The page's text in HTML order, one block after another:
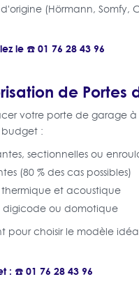
d'origine (Hörmann,
le ☎️ 01 76 28 43 96
de Portes
votre porte de garage à
budget :
sectionnelles ou
(80 % des cas possibles)
thermique et acoustique
digicode ou domotique
pour choisir le modèle
: ☎️ 01 76 28 43 96